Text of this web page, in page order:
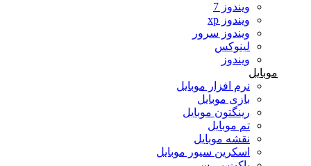
ویندوز 7
ویندوز xp
ویندوز سرور
لینوکس
ویندوز
موبایل
نرم افزار موبایل
بازی موبایل
رینگتون موبایل
تم موبایل
نقشه موبایل
اسکرین سیور موبایل